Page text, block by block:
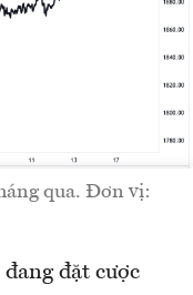
qua. Đơn vị:
đặt cược